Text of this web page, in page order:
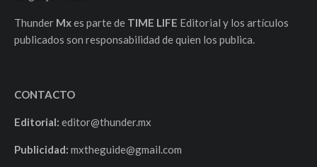
Thunder Mxes parte de TIME LIFE Editorial y los artículos
publicados son responsabilidad de quien los publica.
CONTACTO
Editorial: editor@thunder.mx
Publicidad: mxtheguide@gmail.com